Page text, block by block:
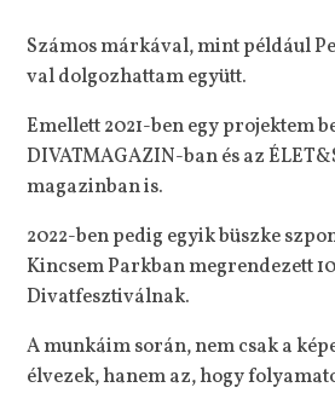
Számos márkával, mint például
val dolgozhattam együtt.
Emellett 2021-ben egy projektem
DIVATMAGAZIN-ban és az
magazinban is.
2022-ben pedig egyik büszke
Kincsem Parkban megrendezett
Divatfesztiválnak.
A munkáim során, nem csak a
élvezek, hanem az, hogy